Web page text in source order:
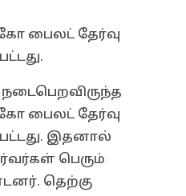
பைலட் தேர்வு
நடைபெறவிருந்த
பைலட் தேர்வு
இதனால்
பெரும்
தெற்கு